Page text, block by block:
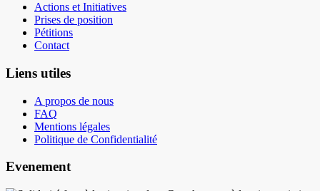
Actions et Initiatives
Prises de position
Pétitions
Contact
Liens utiles
A propos de nous
FAQ
Mentions légales
Politique de Confidentialité
Evenement